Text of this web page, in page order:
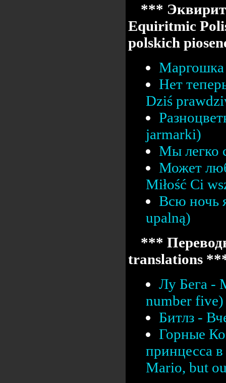
***
Equiritmic
polskich
Маргошка
Нет
Dziś
jarmarki)
Мы легко
Может
Miłość Ci
Всю ночь
upalną)
***
translations
Лу Бега -
number five)
Битлз -
Горные
принцесса
Mario, but